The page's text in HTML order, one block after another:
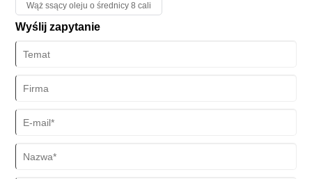
Wąż ssący oleju o średnicy 8 cali
Wyślij zapytanie